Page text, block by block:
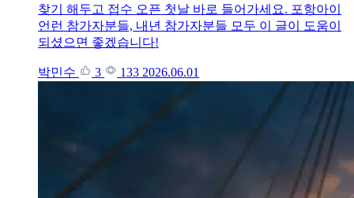
찾기 해두고 접수 오픈 첫날 바로 들어가세요. 포항아이
언런 참가자분들, 내년 참가자분들 모두 이 글이 도움이
되셨으면 좋겠습니다!
박민수 3 133 2026.06.01